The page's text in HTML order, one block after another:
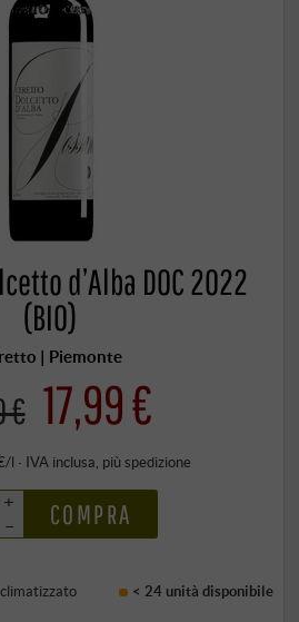
d’Alba DOC 2022
(BIO)
| Piemonte
€ 17,99 €
l · IVA inclusa , più spedizione
+
–
COMPRA
< 24 unità disponibile